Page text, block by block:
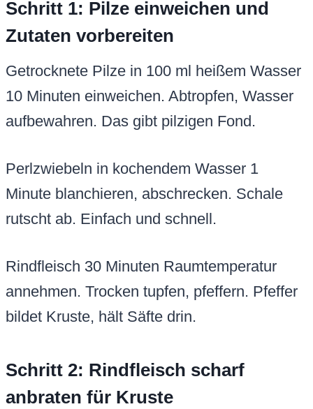
Schritt 1: Pilze einweichen und
Zutaten vorbereiten
Getrocknete Pilze in 100 ml heißem Wasser
10 Minuten einweichen. Abtropfen, Wasser
aufbewahren. Das gibt pilzigen Fond.
Perlzwiebeln in kochendem Wasser 1
Minute blanchieren, abschrecken. Schale
rutscht ab. Einfach und schnell.
Rindfleisch 30 Minuten Raumtemperatur
annehmen. Trocken tupfen, pfeffern. Pfeffer
bildet Kruste, hält Säfte drin.
Schritt 2: Rindfleisch scharf
anbraten für Kruste